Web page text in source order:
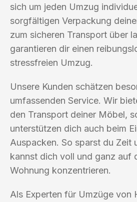
sich um jeden Umzug
sorgfältigen Verpackung
zum sicheren Transport über
garantieren dir einen
stressfreien Umzug.
Unsere Kunden schätzen
umfassenden Service. Wir
den Transport deiner Möbel,
unterstützen dich auch beim
Auspacken. So sparst du Zeit
kannst dich voll und ganz auf
Wohnung konzentrieren.
Als Experten für Umzüge von